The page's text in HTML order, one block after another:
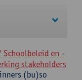
en -
stakeholders
(bu)so